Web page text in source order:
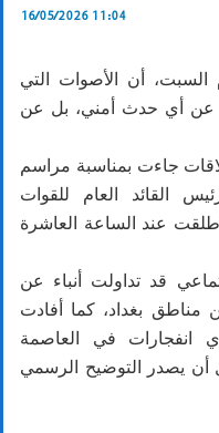
16/05/2026 11:04
السبت، أن الأصوات التي
عن أي حدث أمني، بل عن
جاءت بمناسبة مراسم
القائد العام للقوات
عند الساعة العاشرة
قد تداولت أنباء عن
مناطق بغداد، كما أفادت
انفجارات في العاصمة
أن يصدر التوضيح الرسمي